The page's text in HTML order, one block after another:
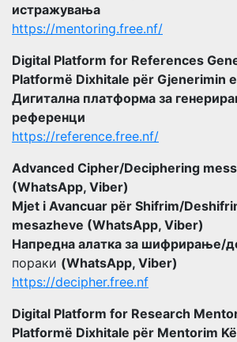
истражувања
https://mentoring.free.nf/
Digital Platform for References
Platformë Dixhitale për Gjenerimin
Дигитална платформа за
референци
https://reference.free.nf/
Advanced Cipher/Deciphering
(WhatsApp, Viber)
Mjet i Avancuar për Shifrim/
mesazheve (WhatsApp, Viber)
Напредна алатка за шифрирање/
пораки (WhatsApp, Viber)
https://decipher.free.nf
Digital Platform for Research
Platformë Dixhitale për Mentorim